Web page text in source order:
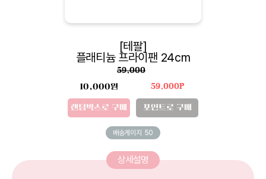
[테팔]
플래티늄 프라이팬 24cm
59,000
10,000원
랜덤박스로 구매
59,000P
포인트로 구매
배송게이지 50
상세설명